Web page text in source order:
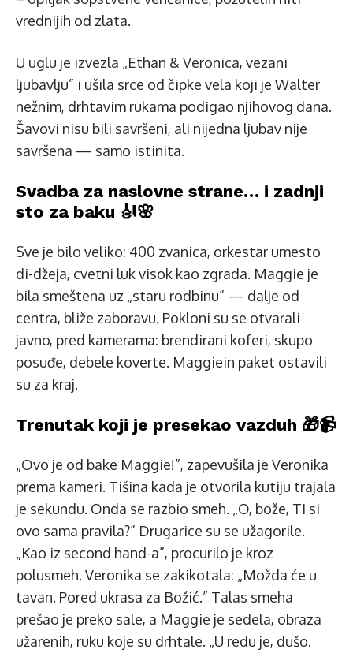
vrednijih od zlata.
U uglu je izvezla „Ethan & Veronica, vezani
ljubavlju” i ušila srce od čipke vela koji je Walter
nežnim, drhtavim rukama podigao njihovog dana.
Šavovi nisu bili savršeni, ali nijedna ljubav nije
savršena — samo istinita.
Svadba za naslovne strane… i zadnji
sto za baku 🎻🌸
Sve je bilo veliko: 400 zvanica, orkestar umesto
di-džeja, cvetni luk visok kao zgrada. Maggie je
bila smeštena uz „staru rodbinu” — dalje od
centra, bliže zaboravu. Pokloni su se otvarali
javno, pred kamerama: brendirani koferi, skupo
posuđe, debele koverte. Maggiein paket ostavili
su za kraj.
Trenutak koji je presekao vazduh 🎁📹
„Ovo je od bake Maggie!”, zapevušila je Veronika
prema kameri. Tišina kada je otvorila kutiju trajala
je sekundu. Onda se razbio smeh. „O, bože, TI si
ovo sama pravila?” Drugarice su se užagorile.
„Kao iz second hand-a”, procurilo je kroz
polusmeh. Veronika se zakikotala: „Možda će u
tavan. Pored ukrasa za Božić.” Talas smeha
prešao je preko sale, a Maggie je sedela, obraza
užarenih, ruku koje su drhtale. „U redu je, dušo.